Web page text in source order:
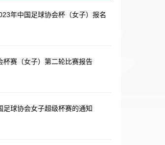
年中国足球协会杯（女子）报名
杯赛（女子）第二轮比赛报告
足球协会女子超级杯赛的通知